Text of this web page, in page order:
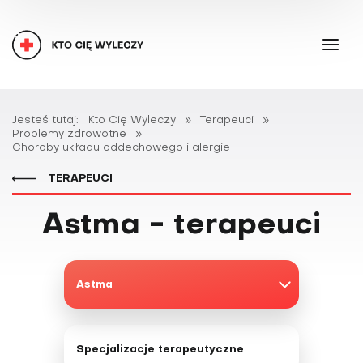
Jesteś tutaj: Kto Cię Wyleczy » Terapeuci
»
Problemy zdrowotne
»
Choroby układu oddechowego i alergie
TERAPEUCI
Astma - terapeuci
Astma
Alergie
Specjalizacje terapeutyczne